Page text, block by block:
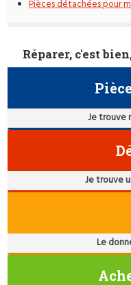
Pièces détachées pour
Réparer, c'est
Je trouve
Je trouve
Le